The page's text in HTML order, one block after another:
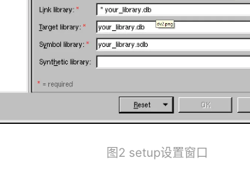
图2 setup设置窗口